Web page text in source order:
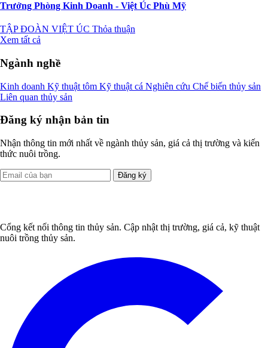
Trưởng Phòng Kinh Doanh - Việt Úc Phù Mỹ
TẬP ĐOÀN VIỆT ÚC Thỏa thuận
Xem tất cả
Ngành nghề
Kinh doanh Kỹ thuật tôm Kỹ thuật cá Nghiên cứu Chế biến thủy sản
Liên quan thủy sản
Đăng ký nhận bản tin
Nhận thông tin mới nhất về ngành thủy sản, giá cả thị trường và kiến
thức nuôi trồng.
Đăng ký
Cổng kết nối thông tin thủy sản. Cập nhật thị trường, giá cả, kỹ thuật
nuôi trồng thủy sản.